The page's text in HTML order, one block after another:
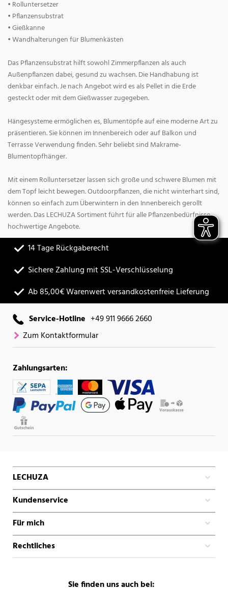
• Rolluntersetzer
• Pflanzensubstrat
• Gießkanne
• Wandhalterungen für Blumenkästen
Das Pflanzensubstrat hilft sowohl Zimmerpflanzen als auch
Außenpflanzen dabei, gesund zu wachsen. Die Handhabung ist
denkbar einfach. Je nach Angebot wird es als Pellet in die Erde
gesteckt oder mit dem Gießwasser zugegeben.
Hängesysteme ermöglichen es, Blumentöpfe auf eine moderne Art zu
präsentieren. Sie können im Innenbereich oder auf Balkon und
Terrasse Verwendung finden. Sehr beliebt sind Makrame-
Blumentopfhänger.
Mit einem Rolluntersetzer lassen sich große und schwere Blumen mit
dem Topf leicht bewegen. Outdoorpflanzen, die nicht winterhart sind,
können so einfach zum Überwintern in den Innenbereich gerollt
werden. Das LECHUZA Sortiment führt für alle Pflanzenbedürfnisse
hochwertige Angebote.
14 Tage Rückgaberecht
Sichere Zahlung mit SSL-Verschlüsselung
Ab 85,00€ Warenwert versandkostenfreie Lieferung
Service-Hotline +49 911 9666 2660
Zum Kontaktformular
Zahlungsarten:
LECHUZA
Kundenservice
Für mich
Rechtliches
Sie finden uns auch bei: